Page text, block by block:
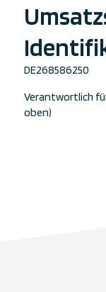
DE268586250
Verantwortlich
oben)